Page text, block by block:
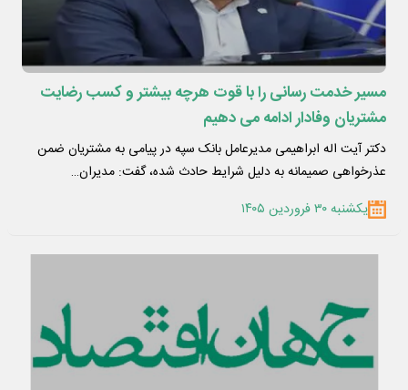
مسیر خدمت­ رسانی را با قوت هرچه بیشتر و کسب رضایت
مشتریان وفادار ادامه می دهیم
دکتر آیت­ اله ابراهیمی مدیرعامل بانک سپه در پیامی به مشتریان ضمن
عذرخواهی صمیمانه به دلیل شرایط حادث شده، گفت: مدیران…
یکشنبه ۳۰ فروردین ۱۴۰۵